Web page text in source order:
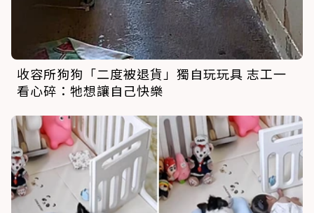
收容所狗狗「二度被退貨」獨自玩玩具 志工一
看心碎：牠想讓自己快樂